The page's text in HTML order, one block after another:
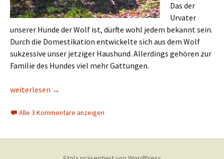
Das der
Urvater
unserer Hunde der Wolf ist, dürfte wohl jedem bekannt sein.
Durch die Domestikation entwickelte sich aus dem Wolf
sukzessive unser jetziger Haushund. Allerdings gehören zur
Familie des Hundes viel mehr Gattungen.
Die Familie unserer Hunde
weiterlesen →
Alle 3 Kommentare anzeigen